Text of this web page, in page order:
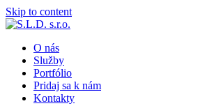
Skip to content
O nás
Služby
Portfólio
Pridaj sa k nám
Kontakty